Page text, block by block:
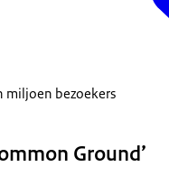
miljoen bezoekers
Ground’